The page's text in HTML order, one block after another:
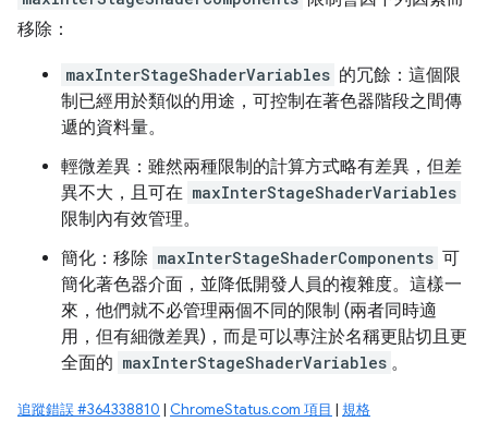
移除：
maxInterStageShaderVariables 的冗餘：這個限
制已經用於類似的用途，可控制在著色器階段之間傳
遞的資料量。
輕微差異：雖然兩種限制的計算方式略有差異，但差
異不大，且可在 maxInterStageShaderVariables
限制內有效管理。
簡化：移除 maxInterStageShaderComponents 可
簡化著色器介面，並降低開發人員的複雜度。這樣一
來，他們就不必管理兩個不同的限制 (兩者同時適
用，但有細微差異)，而是可以專注於名稱更貼切且更
全面的 maxInterStageShaderVariables 。
追蹤錯誤 #364338810 | ChromeStatus.com 項目 | 規格